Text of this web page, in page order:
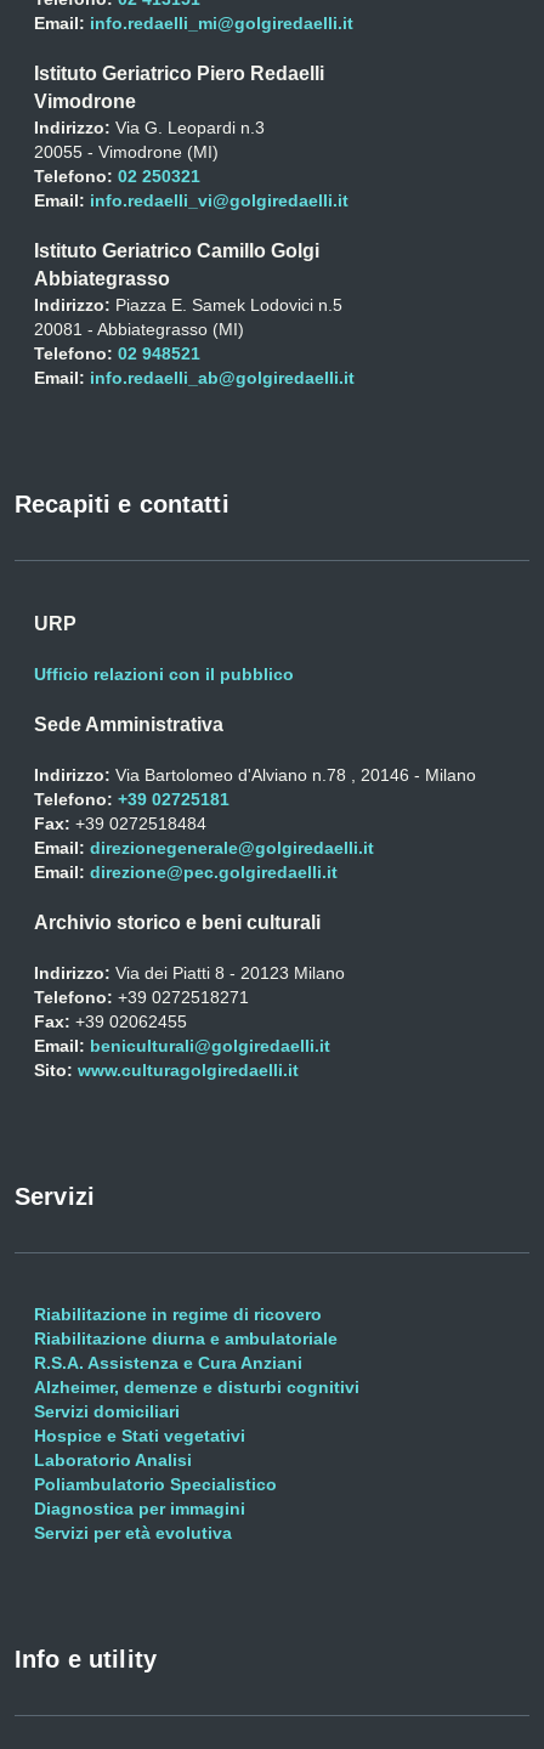
Email: info.redaelli_mi@golgiredaelli.it
Istituto Geriatrico Piero Redaelli
Vimodrone
Indirizzo: Via G. Leopardi n.3
20055 - Vimodrone (MI)
Telefono: 02 250321
Email: info.redaelli_vi@golgiredaelli.it
Istituto Geriatrico Camillo Golgi
Abbiategrasso
Indirizzo: Piazza E. Samek Lodovici n.5
20081 - Abbiategrasso (MI)
Telefono: 02 948521
Email: info.redaelli_ab@golgiredaelli.it
Recapiti e contatti
URP
Ufficio relazioni con il pubblico
Sede Amministrativa
Indirizzo: Via Bartolomeo d'Alviano n.78 , 20146 - Milano
Telefono: +39 02725181
Fax: +39 0272518484
Email: direzionegenerale@golgiredaelli.it
Email: direzione@pec.golgiredaelli.it
Archivio storico e beni culturali
Indirizzo: Via dei Piatti 8 - 20123 Milano
Telefono: +39 0272518271
Fax: +39 02062455
Email: beniculturali@golgiredaelli.it
Sito: www.culturagolgiredaelli.it
Servizi
Riabilitazione in regime di ricovero
Riabilitazione diurna e ambulatoriale
R.S.A. Assistenza e Cura Anziani
Alzheimer, demenze e disturbi cognitivi
Servizi domiciliari
Hospice e Stati vegetativi
Laboratorio Analisi
Poliambulatorio Specialistico
Diagnostica per immagini
Servizi per età evolutiva
Info e utility